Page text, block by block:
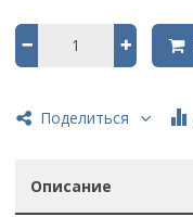
Поделиться
Описание